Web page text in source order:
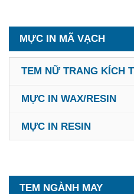
MỰC IN MÃ VẠCH
TEM NỮ TRANG KÍCH
MỰC IN WAX/RESIN
MỰC IN RESIN
TEM NGÀNH MAY